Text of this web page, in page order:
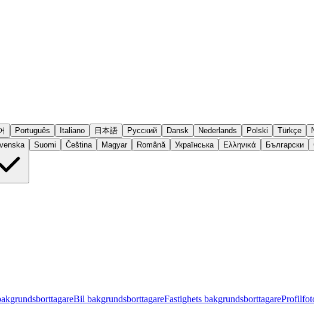
Português Italiano 日本語 Русский Dansk Nederlands Polski Türkçe
Suomi Čeština Magyar Română Українська Ελληνικά Български
Bil bakgrundsborttagareFastighets bakgrundsborttagare